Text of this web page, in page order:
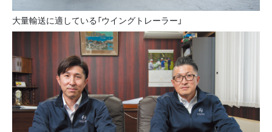
大量輸送に適している「ウイングトレーラー」